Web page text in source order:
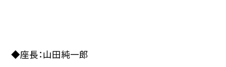
◆座長：山田純一郎